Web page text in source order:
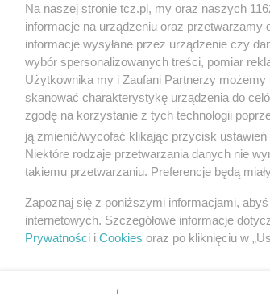
Na naszej stronie tcz.pl, my oraz naszych
informacje na urządzeniu oraz przetwarzamy
informacje wysyłane przez urządzenie czy
wybór spersonalizowanych treści, pomiar
Użytkownika my i Zaufani Partnerzy
skanować charakterystykę urządzenia do
zgodę na korzystanie z tych technologii
ją zmienić/wycofać klikając przycisk
Niektóre rodzaje przetwarzania danych nie
takiemu przetwarzaniu. Preferencje będą
Zapoznaj się z poniższymi informacjami,
internetowych. Szczegółowe informacje
Prywatności i Cookies oraz po kliknięciu w